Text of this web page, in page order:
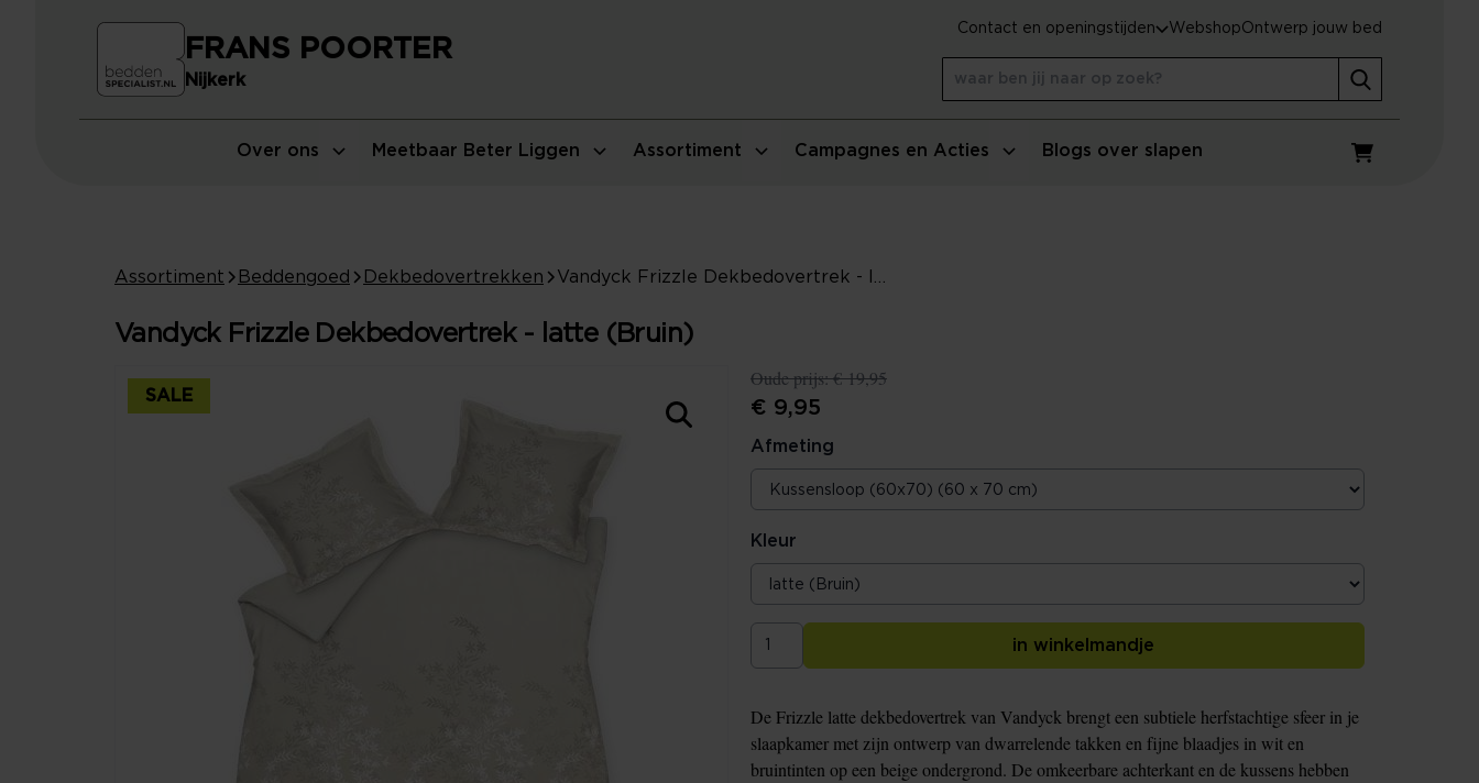
Over ons Meetbaar Beter Liggen Assortiment Campagnes en Acties Blogs over slapen
Winkelwagen
FRANS POORTER
Nijkerk
Contact en openingstijden WebshopOntwerp jouw bed
Assortiment Beddengoed Dekbedovertrekken
Vandyck Frizzle Dekbedovertrek - latte (Bruin)
SALE
Oude prijs:€ 19,95
€ 9,95
Afmeting
Kleur
in winkelmandje
De Frizzle latte dekbedovertrek van Vandyck brengt een subtiele herfstachtige sfeer in je
slaapkamer met zijn ontwerp van dwarrelende takken en fijne blaadjes in wit en
bruintinten op een beige ondergrond. De omkeerbare achterkant en de kussens hebben